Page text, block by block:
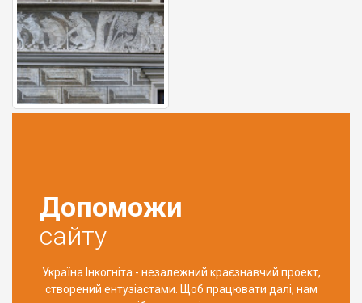
Допоможи
сайту
Україна Інкогніта - незалежний краєзнавчий проект,
створений ентузіастами. Щоб працювати далі, нам